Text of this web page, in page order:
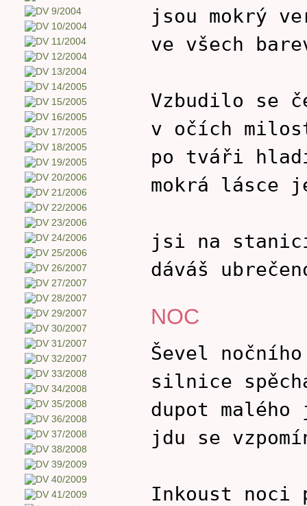
jsou mokrý
ve všech
Vzbudilo se
v očích
po tváři hladí
mokrá lásce
jsi na stanici
dáváš
NOC
Ševel
silnice
dupot
jdu se
Inkoust noci